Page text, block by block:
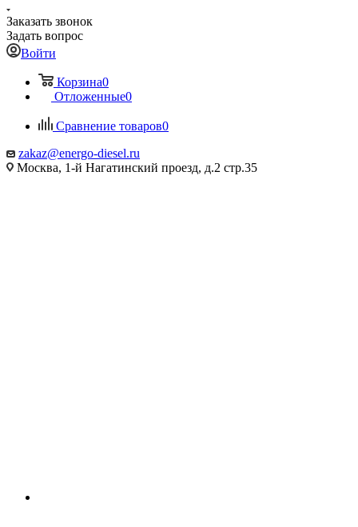
Заказать звонок
Задать вопрос
Войти
Корзина0
Отложенные0
Сравнение товаров0
zakaz@energo-diesel.ru
Москва, 1-й Нагатинский проезд, д.2 стр.35